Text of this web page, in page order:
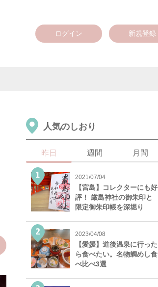
ログイン 新規登録
人気のしおり
昨日 週間 月間
2021/07/04
【宮島】コレクターにも好
評！ 厳島神社の御朱印と
限定御朱印帳を深堀り
2023/04/08
【愛媛】道後温泉に行った
ら食べたい。名物鯛めし食
べ比べ3選